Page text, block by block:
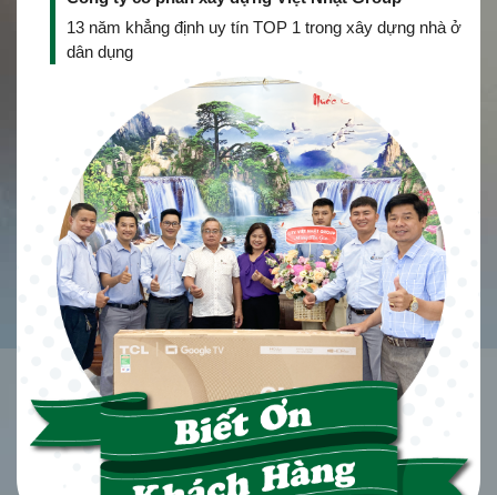
13 năm khẳng định uy tín TOP 1 trong xây dựng nhà ở
dân dụng